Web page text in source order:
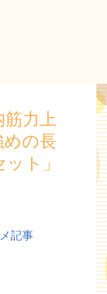
力上
の長
ト」
記事